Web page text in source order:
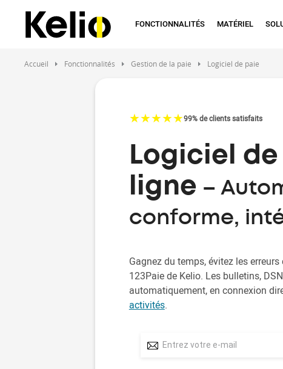
contenu
FONCTIONNALITÉS MATÉRIEL
Accueil Fonctionnalités Gestion de la paie Logiciel de paie
☆
★☆
★☆
★☆
★☆
★99% de clients satisfaits
Logiciel
ligne –
conforme,
Gagnez du temps, évitez les
123Paie de Kelio. Les bulletins,
automatiquement, en connexion
activités.